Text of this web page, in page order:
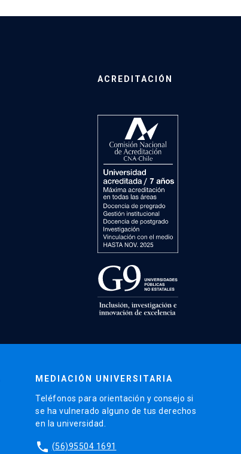
ACREDITACIÓN
MEDIACIÓN UNIVERSITARIA
Teléfonos para orientación y consejo si
se ha vulnerado alguno de tus derechos
en la universidad.
phone (56)95504 1691